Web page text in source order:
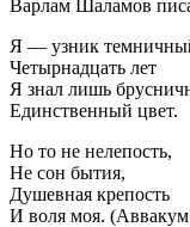
Варлам Шаламов
Я — узник
Четырнадцать лет
Я знал лишь
Единственный цвет.
Но то не нелепость,
Не сон бытия,
Душевная крепость
И воля моя. (Аввакум